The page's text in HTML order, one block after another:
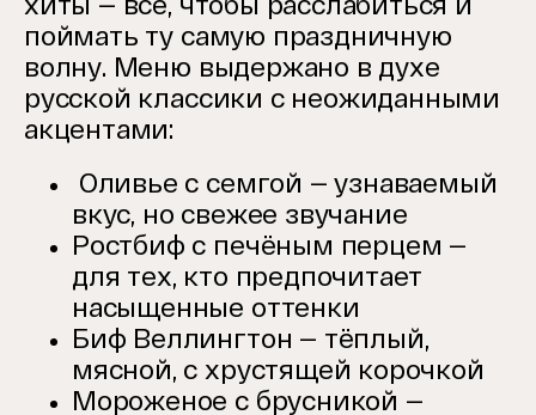
поймать ту самую праздничную
волну. Меню выдержано в духе
русской классики с неожиданными
акцентами:
Оливье с семгой — узнаваемый
вкус, но свежее звучание
Ростбиф с печёным перцем —
для тех, кто предпочитает
насыщенные оттенки
Биф Веллингтон — тёплый,
мясной, с хрустящей корочкой
Мороженое с брусникой —